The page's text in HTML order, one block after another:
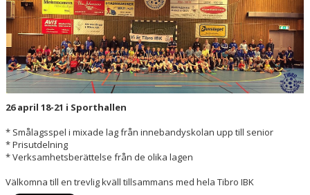
INSTRUKTION/DOKUMENT FUNKTIONÄR/LAGFÖRÄLDER
MEDLEMSKAP
LÄNKAR
OM KLUBBEN
LEDARE
26 april 18-21 i Sporthallen
* Smålagsspel i mixade lag från innebandyskolan upp till senior
* Prisutdelning
* Verksamhetsberättelse från de olika lagen
Välkomna till en trevlig kväll tillsammans med hela Tibro IBK